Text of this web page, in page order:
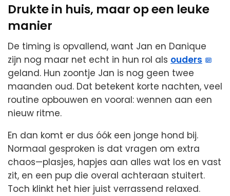
Drukte in huis, maar op een leuke
manier
De timing is opvallend, want Jan en Danique
zijn nog maar net echt in hun rol als ouders
geland. Hun zoontje Jan is nog geen twee
maanden oud. Dat betekent korte nachten, veel
routine opbouwen en vooral: wennen aan een
nieuw ritme.
En dan komt er dus óók een jonge hond bij.
Normaal gesproken is dat vragen om extra
chaos—plasjes, hapjes aan alles wat los en vast
zit, en een pup die overal achteraan stuitert.
Toch klinkt het hier juist verrassend relaxed.